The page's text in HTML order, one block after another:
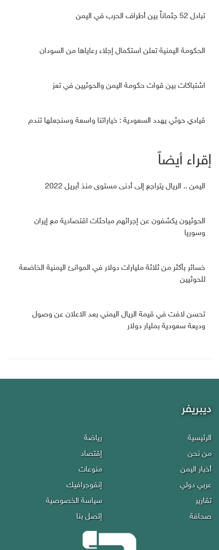
تبادل 52 جثماناً بين أطراف الحرب في اليمن
الحكومة اليمنية تعلن استكمال إجلاء رعاياها من السودان
اشتباكات بين قوات حكومة اليمن والحوثيين في تعز
قيادي حوثي يهدد السعودية : خياراتنا واسعة وسنجعلها تندم
إقراء أيضاً
اليمن .. الريال يتراجع إلى أدنى مستوى منذ أبريل 2022
الحوثيون يكشفون عن إجرائهم مباحثات اقتصادية مع إيران
وسوريا
خسائر بأكثر من ثلاثة مليارات دولار في الموانئ اليمنية الخاضعة
للحوثيين
تحسن لافت في قيمة الريال اليمني بعد الاعلان عن وصول
وديعة سعودية بمليار دولار
ديبريفر
الرئيسية
من نحن
أخبار اليمن
عربي دولي
تقارير
صحافة
رياضة
إقتصاد
منوعات
إنفوجرافيك
سياسة الخصوصية
إتصل بنا